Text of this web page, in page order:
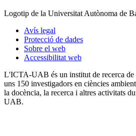
Logotip de la Universitat Autònoma de
Avís legal
Protecció de dades
Sobre el web
Accessibilitat web
L'ICTA-UAB és un institut de recerca
uns 150 investigadors en ciències
la docència, la recerca i altres activitats
UAB.